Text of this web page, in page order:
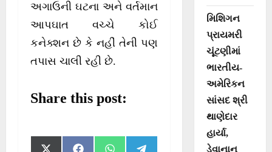
અગાઉની ઘટના અને વર્તમાન
આપઘાત વચ્ચે કોઈ
કનેક્શન છે કે નહીં તેની પણ
તપાસ ચાલી રહી છે.
Share this post:
મિશિગન
પ્રાયમરી
ચૂંટણીમાં
ભારતીય-
અમેરિકન
સાંસદ શ્રી
થાણેદાર
હાર્યા,
ડેવાનાન